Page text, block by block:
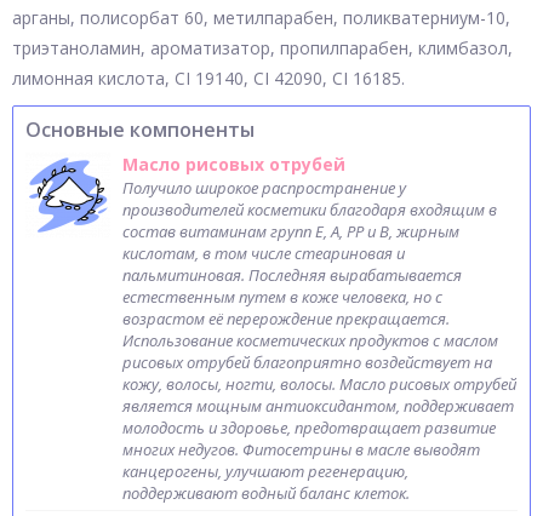
арганы, полисорбат 60, метилпарабен, поликватерниум-10,
триэтаноламин, ароматизатор, пропилпарабен, климбазол,
лимонная кислота, CI 19140, CI 42090, CI 16185.
Основные компоненты
Масло рисовых отрубей
Получило широкое распространение у
производителей косметики благодаря входящим в
состав витаминам групп Е, А, РР и В, жирным
кислотам, в том числе стеариновая и
пальмитиновая. Последняя вырабатывается
естественным путем в коже человека, но с
возрастом её перерождение прекращается.
Использование косметических продуктов с маслом
рисовых отрубей благоприятно воздействует на
кожу, волосы, ногти, волосы. Масло рисовых отрубей
является мощным антиоксидантом, поддерживает
молодость и здоровье, предотвращает развитие
многих недугов. Фитосетрины в масле выводят
канцерогены, улучшают регенерацию,
поддерживают водный баланс клеток.